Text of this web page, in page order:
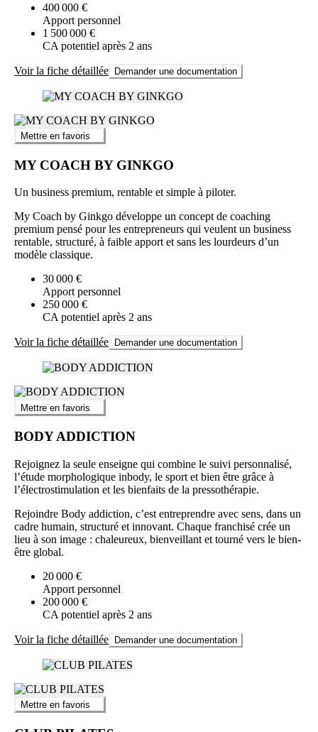
400 000 €
Apport personnel
1 500 000 €
CA potentiel après 2 ans
Voir la fiche détaillée Demander une documentation
Mettre en favoris
MY COACH BY GINKGO
Un business premium, rentable et simple à piloter.
My Coach by Ginkgo développe un concept de coaching
premium pensé pour les entrepreneurs qui veulent un business
rentable, structuré, à faible apport et sans les lourdeurs d’un
modèle classique.
30 000 €
Apport personnel
250 000 €
CA potentiel après 2 ans
Voir la fiche détaillée Demander une documentation
Mettre en favoris
BODY ADDICTION
Rejoignez la seule enseigne qui combine le suivi personnalisé,
l’étude morphologique inbody, le sport et bien être grâce à
l’électrostimulation et les bienfaits de la pressothérapie.
Rejoindre Body addiction, c’est entreprendre avec sens, dans un
cadre humain, structuré et innovant. Chaque franchisé crée un
lieu à son image : chaleureux, bienveillant et tourné vers le bien-
être global.
20 000 €
Apport personnel
200 000 €
CA potentiel après 2 ans
Voir la fiche détaillée Demander une documentation
Mettre en favoris